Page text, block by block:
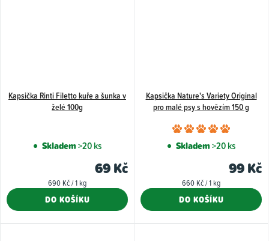
Kapsička Rinti Filetto kuře a šunka v
želé 100g
Skladem>20 ks
69 Kč
Měrná
690 Kč / 1 kg
DO KOŠÍKU
Kapsička Nature's Variety Original
pro malé psy s hovězím 150 g
je
5,0
Skladem>20 ks
99 Kč
Měrná
660 Kč / 1 kg
DO KOŠÍKU